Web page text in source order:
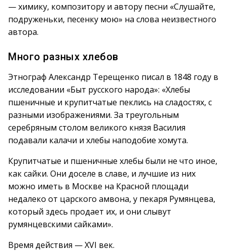
— химику, композитору и автору песни «Слушайте,
подруженьки, песенку мою» на слова неизвестного
автора.
Много разных хлебов
Этнограф Александр Терещенко писал в 1848 году в
исследовании «Быт русского народа»: «Хлебы
пшеничные и крупитчатые пеклись на сладостях, с
разными изображениями. За треугольным
серебряным столом великого князя Василия
подавали калачи и хлебы наподобие хомута.
Крупитчатые и пшеничные хлебы были не что иное,
как сайки. Они доселе в славе, и лучшие из них
можно иметь в Москве на Красной площади
недалеко от царского амвона, у пекаря Румянцева,
который здесь продает их, и они слывут
румянцевскими сайками».
Время действия — XVI век.